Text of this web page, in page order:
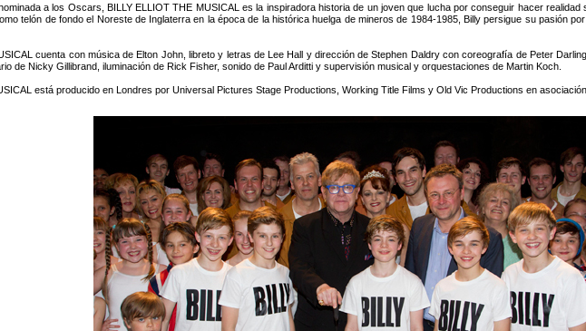
a los Oscars, BILLY ELLIOT THE MUSICAL es la inspiradora historia de un joven que lucha por conseguir hacer
telón de fondo el Noreste de Inglaterra en la época de la histórica huelga de mineros de 1984-1985, Billy persigue su pasión
cuenta con música de Elton John, libreto y letras de Lee Hall y dirección de Stephen Daldry con coreografía de Peter
de Nicky Gillibrand, iluminación de Rick Fisher, sonido de Paul Arditti y supervisión musical y orquestaciones de Martin Koch.
está producido en Londres por Universal Pictures Stage Productions, Working Title Films y Old Vic Productions en